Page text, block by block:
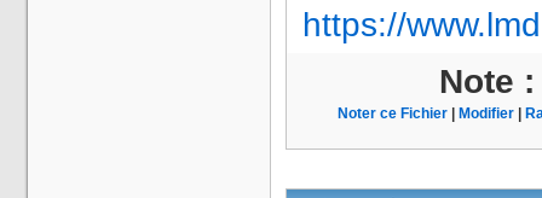
https://
Note
Noter ce Fichier Modifier